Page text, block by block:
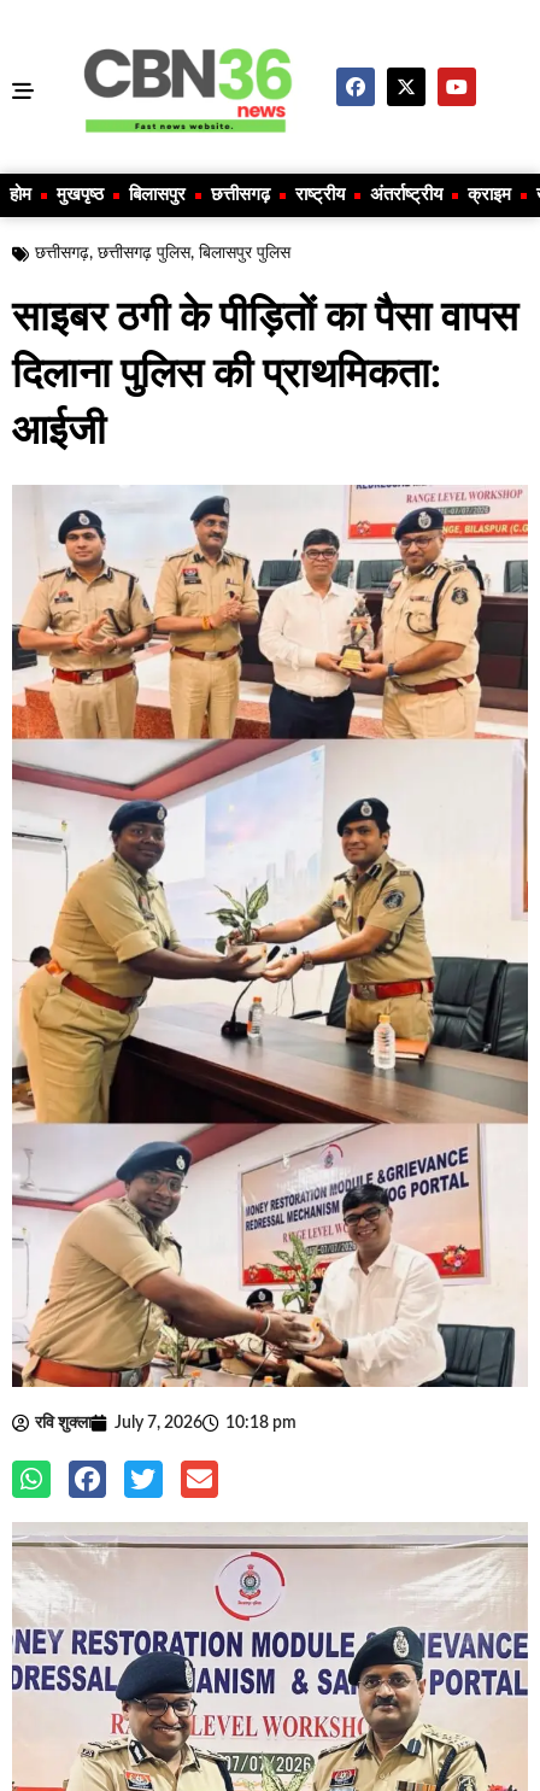
होम मुखपृष्ठ बिलासपुर छत्तीसगढ़ राष्ट्रीय अंतर्राष्ट्रीय क्राइम
छत्तीसगढ़, छत्तीसगढ़ पुलिस, बिलासपुर पुलिस
साइबर ठगी के पीड़ितों का पैसा वापस
दिलाना पुलिस की प्राथमिकता:
आईजी
रवि शुक्ला July 7, 2026 10:18 pm